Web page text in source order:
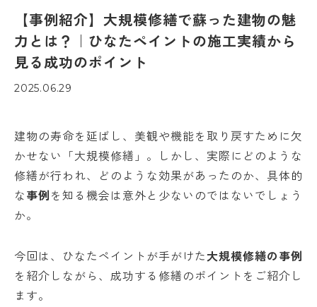
【事例紹介】大規模修繕で蘇った建物の魅
力とは？｜ひなたペイントの施工実績から
見る成功のポイント
2025.06.29
建物の寿命を延ばし、美観や機能を取り戻すために欠
かせない「大規模修繕」。しかし、実際にどのような
修繕が行われ、どのような効果があったのか、具体的
な事例を知る機会は意外と少ないのではないでしょう
か。
今回は、ひなたペイントが手がけた大規模修繕の事例
を紹介しながら、成功する修繕のポイントをご紹介し
ます。